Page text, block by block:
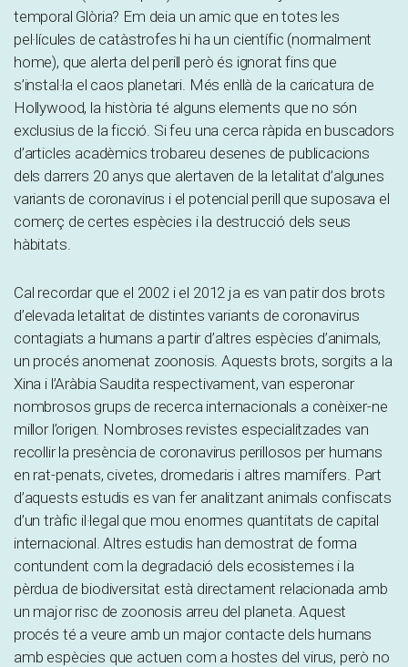
temporal Glòria? Em deia un amic que en totes les
pel·lícules de catàstrofes hi ha un científic (normalment
home), que alerta del perill però és ignorat fins que
s’instal·la el caos planetari. Més enllà de la caricatura de
Hollywood, la història té alguns elements que no són
exclusius de la ficció. Si feu una cerca ràpida en buscadors
d’articles acadèmics trobareu desenes de publicacions
dels darrers 20 anys que alertaven de la letalitat d’algunes
variants de coronavirus i el potencial perill que suposava el
comerç de certes espècies i la destrucció dels seus
hàbitats.
Cal recordar que el 2002 i el 2012 ja es van patir dos brots
d’elevada letalitat de distintes variants de coronavirus
contagiats a humans a partir d’altres espècies d’animals,
un procés anomenat zoonosis. Aquests brots, sorgits a la
Xina i l’Aràbia Saudita respectivament, van esperonar
nombrosos grups de recerca internacionals a conèixer-ne
millor l’origen. Nombroses revistes especialitzades van
recollir la presència de coronavirus perillosos per humans
en rat-penats, civetes, dromedaris i altres mamífers. Part
d’aquests estudis es van fer analitzant animals confiscats
d’un tràfic il·legal que mou enormes quantitats de capital
internacional. Altres estudis han demostrat de forma
contundent com la degradació dels ecosistemes i la
pèrdua de biodiversitat està directament relacionada amb
un major risc de zoonosis arreu del planeta. Aquest
procés té a veure amb un major contacte dels humans
amb espècies que actuen com a hostes del virus, però no